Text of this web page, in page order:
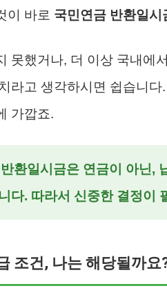
이 바로 국민연금 반환일시
못했거나, 더 이상 국내에
라고 생각하시면 쉽습니
가깝죠.
환일시금은 연금이 아닌,
다. 따라서 신중한 결정이
조건, 나는 해당될까요